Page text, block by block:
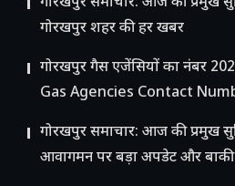
गोरखपुर शहर की हर खबर
गोरखपुर गैस एजेंसियों का नंबर
Gas Agencies Contact
गोरखपुर समाचार: आज की प्रमुख
आवागमन पर बड़ा अपडेट और